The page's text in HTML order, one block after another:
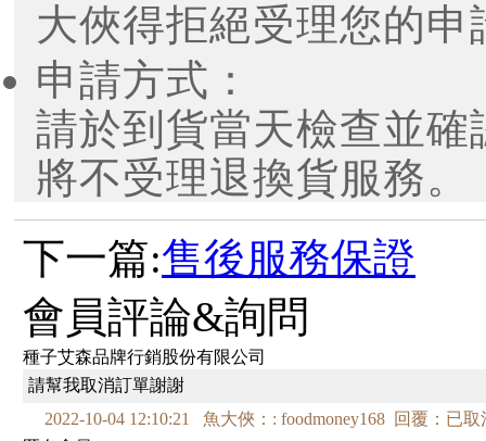
大俠得拒絕受理您的申
申請方式：
請於到貨當天檢查並
將不受理退換貨服務。
下一篇:售後服務保證
會員評論&詢問
種子艾森品牌行銷股份有限公司
請幫我取消訂單謝謝
2022-10-04 12:10:21 魚大俠：: foodmoney168 回覆：已